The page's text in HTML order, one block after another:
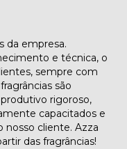
da empresa.
e técnica, o
sempre com
são
rigoroso,
capacitados e
nosso cliente. Azza
das fragrâncias!